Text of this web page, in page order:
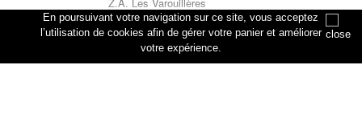
En poursuivant votre navigation sur ce site, vous acceptez
l’utilisation de cookies afin de gérer votre panier et améliorer
votre expérience.
rue des artisans
76330 Petiville
Ajouter au panier